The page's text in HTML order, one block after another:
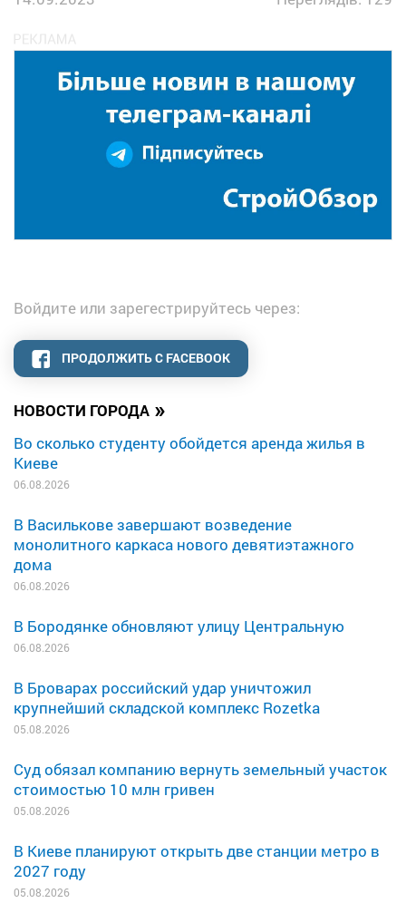
НОВОСТИ ГОРОДА »
Во сколько студенту обойдется аренда жилья в
Киеве
06.08.2026
В Василькове завершают возведение
монолитного каркаса нового девятиэтажного
дома
06.08.2026
В Бородянке обновляют улицу Центральную
06.08.2026
В Броварах российский удар уничтожил
крупнейший складской комплекс Rozetka
05.08.2026
Суд обязал компанию вернуть земельный участок
стоимостью 10 млн гривен
05.08.2026
В Киеве планируют открыть две станции метро в
2027 году
05.08.2026
Войдите или зарегестрируйтесь через:
ПРОДОЛЖИТЬ С FACEBOOK